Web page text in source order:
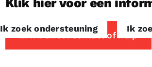
Ik zoek ondersteuning Ik
Klik hier voor een
Ik wil direct contact of hulp